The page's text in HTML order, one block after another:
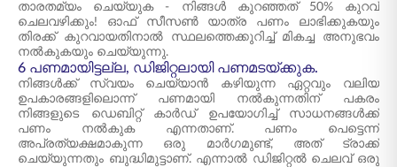
താരതമ്യം ചെയ്യുക - നിങ്ങൾ കുറഞ്ഞത് 50% കുറവ്
ചെലവഴിക്കും! ഓഫ് സീസൺ യാത്ര പണം ലാഭിക്കുകയും
തിരക്ക് കുറവായതിനാൽ സ്ഥലത്തെക്കുറിച്ച് മികച്ച അനുഭവം
നൽകുകയും ചെയ്യുന്നു.
6 പണമായിട്ടല്ല, ഡിജിറ്റലായി പണമടയ്ക്കുക.
നിങ്ങൾക്ക് സ്വയം ചെയ്യാൻ കഴിയുന്ന ഏറ്റവും വലിയ
ഉപകാരങ്ങളിലൊന്ന് പണമായി നൽകുന്നതിന് പകരം
നിങ്ങളുടെ ഡെബിറ്റ് കാർഡ് ഉപയോഗിച്ച് സാധനങ്ങൾക്ക്
പണം നൽകുക എന്നതാണ്. പണം പെട്ടെന്ന്
അപ്രത്യക്ഷമാകുന്ന ഒരു മാർഗമുണ്ട്, അത് ട്രാക്ക്
ചെയ്യുന്നതും ബുദ്ധിമുട്ടാണ്. എന്നാൽ ഡിജിറ്റൽ ചെലവ് ഒരു